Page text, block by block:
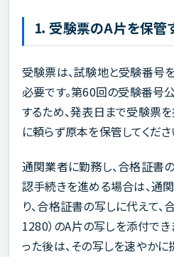
1．受験票のA片を保管
受験票は、試験地と受験番号
必要です。第60回の受験番号
するため、発表日まで受験票
に頼らず原本を保管してくださ
通関業者に勤務し、合格証書
認手続きを進める場合は、通
り、合格証書の写しに代えて
1280）のA片の写しを添付で
った後は、その写しを速やかに